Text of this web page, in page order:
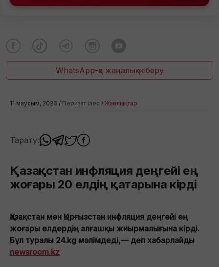
WhatsApp-қа жаңалық жіберу
11 маусым, 2026 / Перизат Ілес / Жаңалықтар
Тарату:
Қазақстан инфляция деңгейі ең
жоғары 20 елдің қатарына кірді
Қазақстан мен Қырғызстан инфляция деңгейі ең
жоғары елдердің алғашқы жиырмалығына кірді.
Бұл туралы 24.kg мәлімдеді,— деп хабарлайды
newsroom.kz